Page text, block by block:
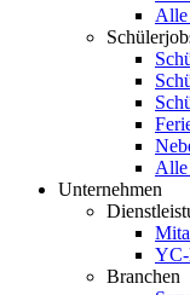
Alle
Alle
Unternehmen
YC-
Branchen